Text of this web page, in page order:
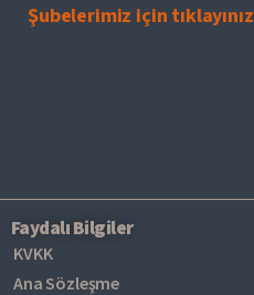
Şubelerimiz için tıklayınız
Faydalı Bilgiler
KVKK
Ana Sözleşme